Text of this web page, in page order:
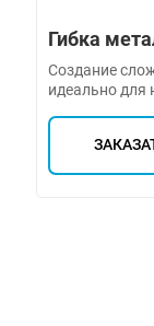
Гибка
Создание
идеально для